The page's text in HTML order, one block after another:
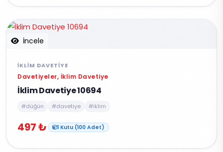
İncele
İKLIM DAVETIYE
Davetiyeler, İklim Davetiye
İklim Davetiye 10694
#düğün #davetiye #iklim
497 ₺ 1 Kutu (100 Adet)